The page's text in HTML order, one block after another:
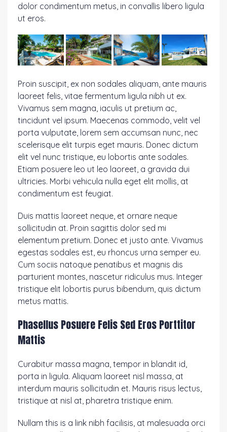
dolor condimentum metus, in convallis libero ligula
ut eros.
Proin suscipit, ex non sodales aliquam, ante mauris
laoreet felis, vitae fermentum ligula nibh ut ex.
Vivamus sem magna, iaculis ut pretium ac,
tincidunt vel ipsum. Maecenas commodo, velit vel
porta vulputate, lorem sem accumsan nunc, nec
scelerisque elit turpis eget mauris. Donec dictum
elit vel nunc tristique, eu lobortis ante sodales.
Etiam posuere leo ut leo laoreet, a gravida dui
ultricies. Morbi vehicula nulla eget elit mollis, at
condimentum est feugiat.
Duis mattis laoreet neque, et ornare neque
sollicitudin at. Proin sagittis dolor sed mi
elementum pretium. Donec et justo ante. Vivamus
egestas sodales est, eu rhoncus urna semper eu.
Cum sociis natoque penatibus et magnis dis
parturient montes, nascetur ridiculus mus. Integer
tristique elit lobortis purus bibendum, quis dictum
metus mattis.
Phasellus Posuere Felis Sed Eros Porttitor
Mattis
Curabitur massa magna, tempor in blandit id,
porta in ligula. Aliquam laoreet nisl massa, at
interdum mauris sollicitudin et. Mauris risus lectus,
tristique at nisl at, pharetra tristique enim.
Nullam this is a link nibh facilisis, at malesuada orci